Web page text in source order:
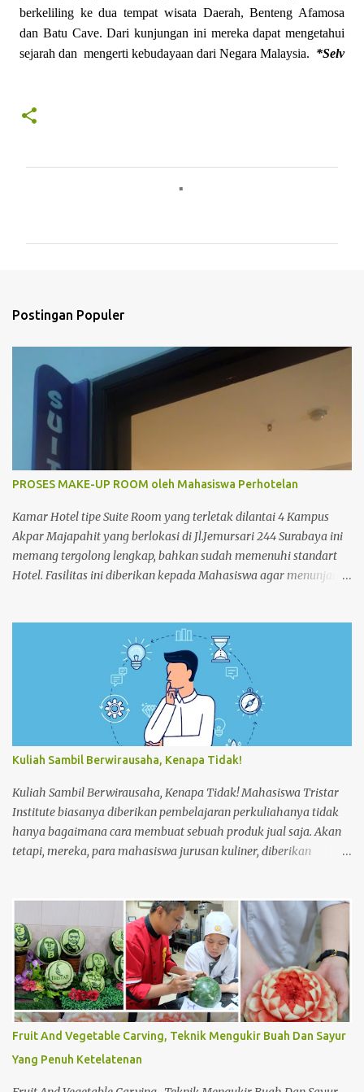
berkeliling ke dua tempat wisata Daerah, Benteng Afamosa
dan Batu Cave. Dari kunjungan ini mereka dapat mengetahui
sejarah dan mengerti kebudayaan dari Negara Malaysia. *Selv
Postingan Populer
PROSES MAKE-UP ROOM oleh Mahasiswa Perhotelan
Kamar Hotel tipe Suite Room yang terletak dilantai 4 Kampus
Akpar Majapahit yang berlokasi di Jl.Jemursari 244 Surabaya ini
memang tergolong lengkap, bahkan sudah memenuhi standart
Hotel. Fasilitas ini diberikan kepada Mahasiswa agar menunjang
up Room dikamar Hotel Kampus Akpar Majapahit. Adapun
proses Make-up room adalah : 1. SET UP TROLLEY : Bersihkan
trolley menggunakan dust cloth dari atas ke bawah 2.
Masukkan perlengkapan kamar tamu dan peralatan kebersihan
3. Dorong trolley menuju kamar dengan benar 4. Letakan
trolley di depan kamar tamu 5. Ketok pintu dengan
mengucapkan “Housekeeping” max 3x 6. Buka pintu perlahan-
Kuliah Sambil Berwirausaha, Kenapa Tidak!
Kuliah Sambil Berwirausaha, Kenapa Tidak! Mahasiswa Tristar
Institute biasanya diberikan pembelajaran perkuliahanya tidak
hanya bagaimana cara membuat sebuah produk jual saja. Akan
tetapi, mereka, para mahasiswa jurusan kuliner, diberikan
bawah seperti usaha kecil menengah (UKM). Seperti halnya,
membuat perencanaan, strategi penjualan hingga perhitungan
harga produk dalam membuat sebuah produk jual. Saat mereka
masih menjadi mahasiswa, ada salah satu mata kuliah yang
mempelajari menjadi wirausahawan. Sekaligus mempraktikanya
langsung di lapangan. Sehingga mereka dapat merasakan
bagaimana menjadi seorang wirausahawan sebenarnya. Dan tak
sedikit, mahasiswa yang sudah mempelajari perkuliahan
tersebut ingin segera melakukannya sendiri. Meskipun mereka
masih berstatus mahasiswa di Tristar Institute, mereka berani
Fruit And Vegetable Carving, Teknik Mengukir Buah Dan Sayur
Yang Penuh Ketelatenan